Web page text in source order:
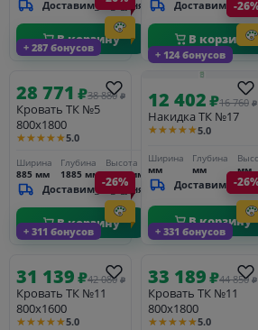
Доставим_за_3_дня
В корзину В корзину
+ 287 бонусов
28 771 ₽38 880 ₽
Кровать ТК №5
800х1800
★★★★★5.0
Ширина
885 мм
Глубина
1885 мм
Высота
1960 мм
Доставим_за_3_дня
В корзину
+ 124 бонусов
-
12 402₽16 760 ₽
Накидка ТК №17
★★★★★5.0
Ширина
мм
Глубина
мм
мм
В корзину
+ 311 бонусов
-26%
31 139₽42 080 ₽
Кровать ТК №11
800х1600
★★★★★5.0
+ 331 бонусов
-
33 189₽44 850 ₽
Кровать ТК №11
800х1800
★★★★★5.0